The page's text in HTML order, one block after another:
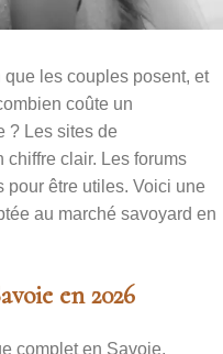
que les couples posent, et
coûte un
? Les sites de
chiffre clair. Les forums
pour être utiles. Voici une
au marché savoyard en
en 2026
complet en Savoie,